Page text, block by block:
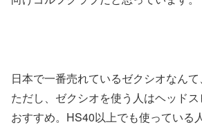
日本で一番売れているゼクシオなんて
ただし、ゼクシオを使う人はヘッド
おすすめ。HS40以上でも使っている